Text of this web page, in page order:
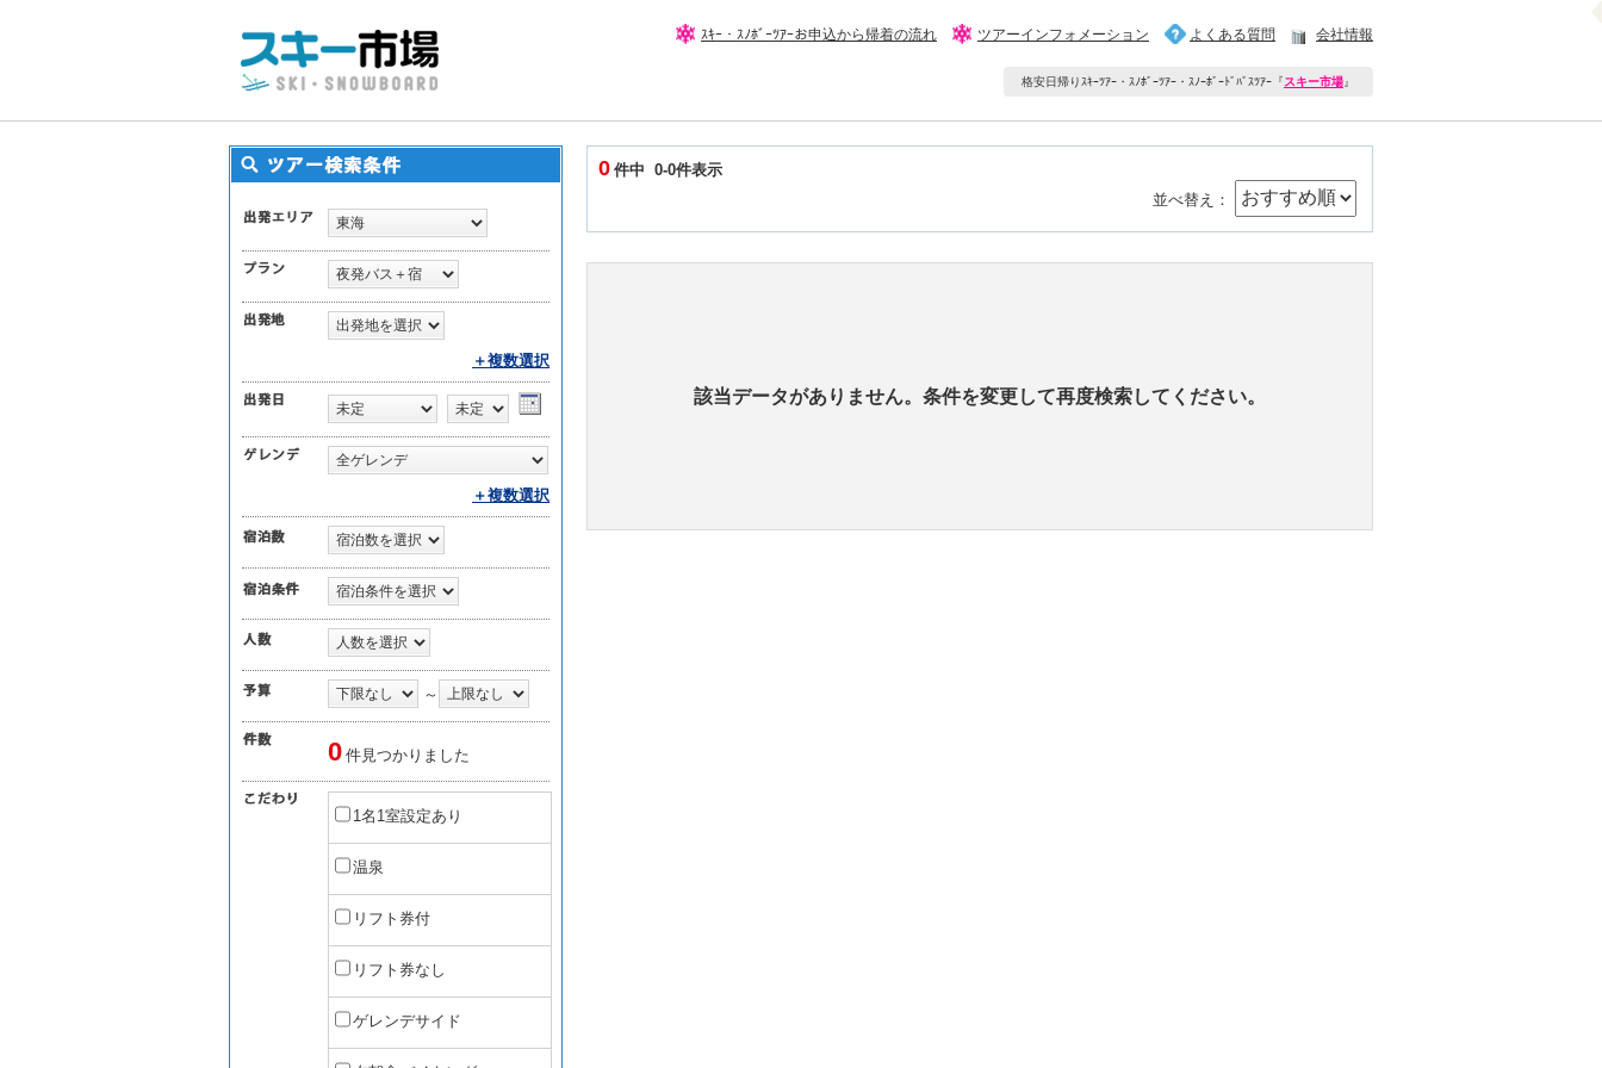
ｽｷｰ・ｽﾉﾎﾞｰﾂｱｰお申込から帰着の流れ ツアーインフォメーション よくある質問 会社情報
格安日帰りｽｷｰﾂｱｰ・ｽﾉﾎﾞｰﾂｱｰ・ｽﾉｰﾎﾞｰﾄﾞﾊﾞｽﾂｱｰ 『スキー市場』
＋複数選択
＋複数選択
～
0 件見つかりました
1名1室設定あり
温泉
リフト券付
リフト券なし
ゲレンデサイド
0 件中 0-0件表示
並べ替え：
該当データがありません。条件を変更して再度検索してください。